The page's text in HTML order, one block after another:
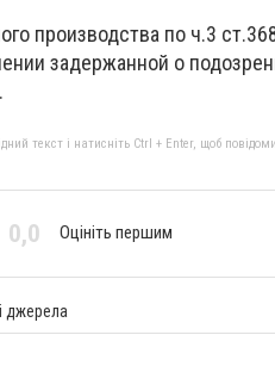
производства по ч.3
задержанной о
текст і натисніть Ctrl + Enter, щоб
0,0 Оцініть першим
джерела